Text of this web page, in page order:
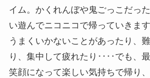
イム。かくれんぼや鬼ごっこだっ
い遊んでニコニコで帰っていきま
うまくいかないことがあったり、
り、集中して疲れたり････でも、
笑顔になって楽しい気持ちで帰り